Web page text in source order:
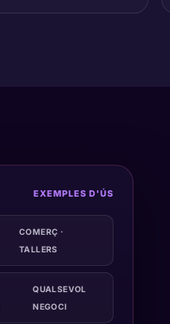
EXEMPLES D'ÚS
COMERÇ ·
TALLERS
QUALSEVOL
NEGOCI